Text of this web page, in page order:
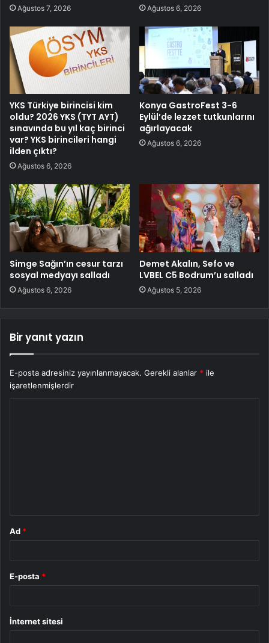
Ağustos 7, 2026 Ağustos 6, 2026
YKS Türkiye birincisi kim
oldu? 2026 YKS (TYT AYT)
sınavında bu yıl kaç birinci
var? YKS birincileri hangi
ilden çıktı?
Ağustos 6, 2026
Konya GastroFest 3-6
Eylül’de lezzet tutkunlarını
ağırlayacak
Ağustos 6, 2026
Simge Sağın’ın cesur tarzı
sosyal medyayı salladı
Ağustos 6, 2026
Demet Akalın, Sefo ve
LVBEL C5 Bodrum’u salladı
Ağustos 5, 2026
Bir yanıt yazın
E-posta adresiniz yayınlanmayacak. Gerekli alanlar * ile
işaretlenmişlerdir
Ad *
E-posta *
İnternet sitesi